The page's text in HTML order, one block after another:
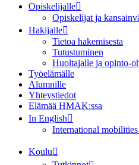
Opiskelijalle
Opiskelijat ja
Hakijalle
Tietoa hakemisesta
Tutustuminen
Huoltajalle ja opinto-
Työelämälle
Alumnille
Yhteystiedot
Elämää HMAK:ssa
In English
International
Koulu